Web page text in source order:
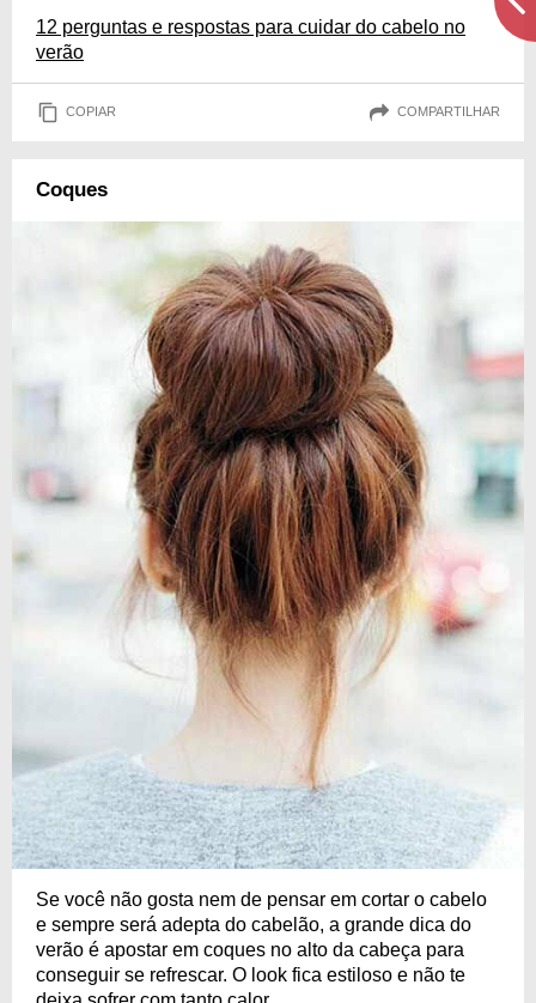
12 perguntas e respostas para cuidar do cabelo no
verão
COPIAR COMPARTILHAR
Coques
Se você não gosta nem de pensar em cortar o cabelo
e sempre será adepta do cabelão, a grande dica do
verão é apostar em coques no alto da cabeça para
conseguir se refrescar. O look fica estiloso e não te